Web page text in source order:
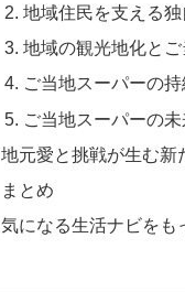
地域住民を支える
地域の観光地化と
ご当地スーパーの
ご当地スーパーの
地元愛と挑戦が生む新
まとめ
気になる生活ナビをも